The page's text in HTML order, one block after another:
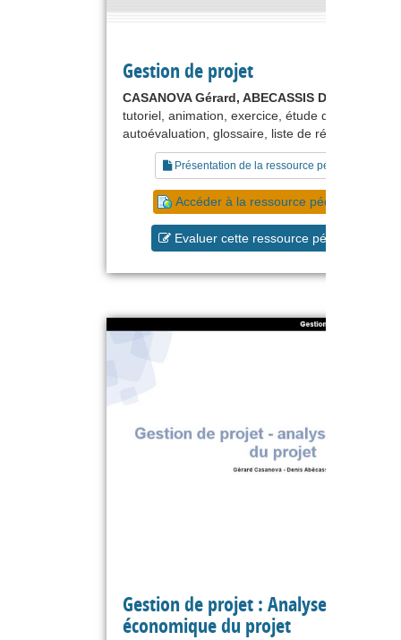
Gestion de projet
CASANOVA Gérard, ABECASSIS Denis
tutoriel, animation, exercice, étude de cas,
autoévaluation, glossaire, liste de références
Présentation de la ressource pédagogique
Accéder à la ressource pédagogique
Evaluer cette ressource pédagogique
Gestion de projet : Analyse
économique du projet